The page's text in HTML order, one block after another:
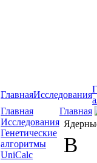
ГлавнаяИсследования
Главная
Исследования
Генетические
алгоритмы
UniCalc
Главная
В